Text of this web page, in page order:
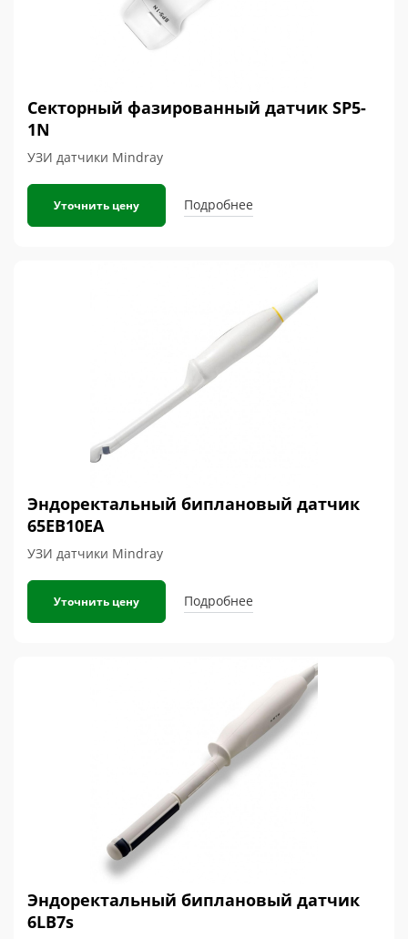
Секторный фазированный датчик SP5-
1N
УЗИ датчики Mindray
Уточнить цену Подробнее
Эндоректальный биплановый датчик
65EB10EA
УЗИ датчики Mindray
Уточнить цену Подробнее
Эндоректальный биплановый датчик
6LB7s